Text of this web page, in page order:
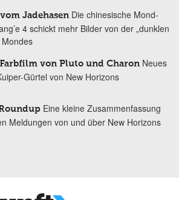
Jadehasen Die chinesische Mond-
4 schickt mehr Bilder von der „dunklen
Mondes
von Pluto und Charon Neues
Gürtel von New Horizons
Eine kleine Zusammenfassung
Meldungen von und über New Horizons